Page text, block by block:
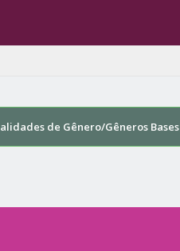
de Gênero/Gêneros Bases